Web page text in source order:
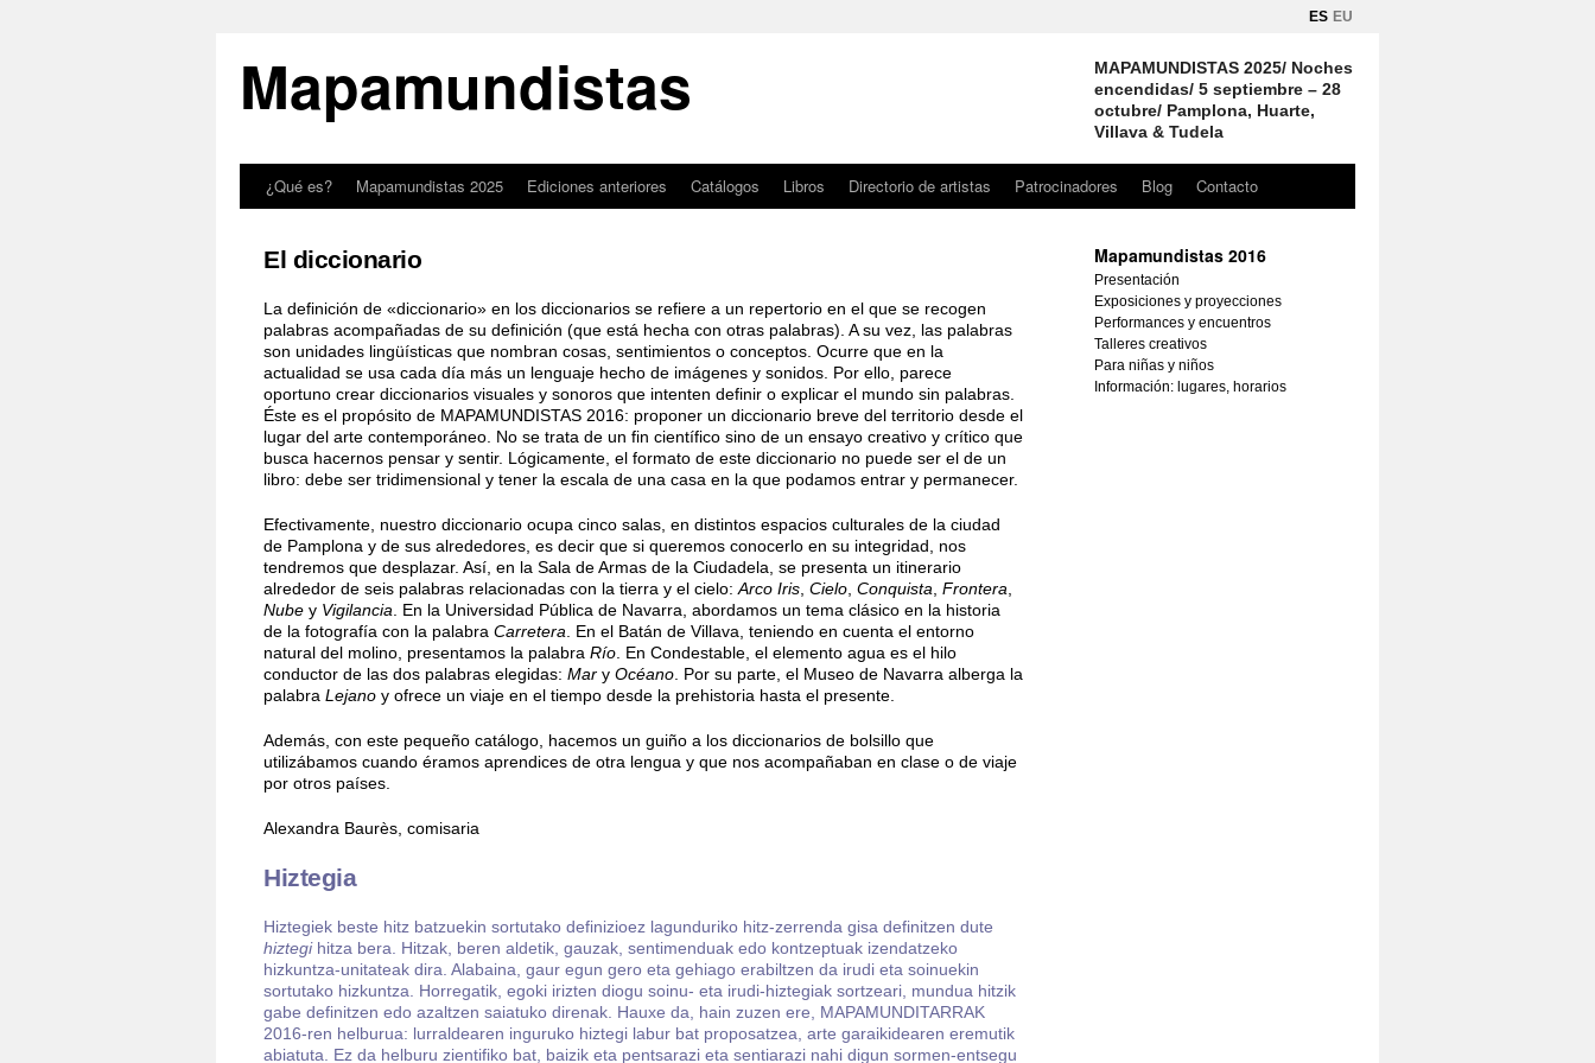
ES EU
Mapamundistas
MAPAMUNDISTAS 2025/ Noches
encendidas/ 5 septiembre – 28
octubre/ Pamplona, Huarte,
Villava & Tudela
¿Qué es? Mapamundistas 2025 Ediciones anteriores Catálogos Libros Directorio de artistas Patrocinadores Blog Contacto
El diccionario
La definición de «diccionario» en los diccionarios se refiere a un repertorio en el que se recogen
palabras acompañadas de su definición (que está hecha con otras palabras). A su vez, las palabras
son unidades lingüísticas que nombran cosas, sentimientos o conceptos. Ocurre que en la
actualidad se usa cada día más un lenguaje hecho de imágenes y sonidos. Por ello, parece
oportuno crear diccionarios visuales y sonoros que intenten definir o explicar el mundo sin palabras.
Éste es el propósito de MAPAMUNDISTAS 2016: proponer un diccionario breve del territorio desde el
lugar del arte contemporáneo. No se trata de un fin científico sino de un ensayo creativo y crítico que
busca hacernos pensar y sentir. Lógicamente, el formato de este diccionario no puede ser el de un
libro: debe ser tridimensional y tener la escala de una casa en la que podamos entrar y permanecer.
Efectivamente, nuestro diccionario ocupa cinco salas, en distintos espacios culturales de la ciudad
de Pamplona y de sus alrededores, es decir que si queremos conocerlo en su integridad, nos
tendremos que desplazar. Así, en la Sala de Armas de la Ciudadela, se presenta un itinerario
alrededor de seis palabras relacionadas con la tierra y el cielo: Arco Iris Cielo Conquista Frontera
Nube y Vigilancia . En la Universidad Pública de Navarra, abordamos un tema clásico en la historia
de la fotografía con la palabra Carretera . En el Batán de Villava, teniendo en cuenta el entorno
natural del molino, presentamos la palabra Río . En Condestable, el elemento agua es el hilo
conductor de las dos palabras elegidas: Mar y Océano . Por su parte, el Museo de Navarra alberga la
palabra Lejano y ofrece un viaje en el tiempo desde la prehistoria hasta el presente.
Además, con este pequeño catálogo, hacemos un guiño a los diccionarios de bolsillo que
utilizábamos cuando éramos aprendices de otra lengua y que nos acompañaban en clase o de viaje
por otros países.
Alexandra Baurès, comisaria
Hiztegia
Hiztegiek beste hitz batzuekin sortutako definizioez lagunduriko hitz-zerrenda gisa definitzen dute
hiztegihitza bera. Hitzak, beren aldetik, gauzak, sentimenduak edo kontzeptuak izendatzeko
hizkuntza-unitateak dira. Alabaina, gaur egun gero eta gehiago erabiltzen da irudi eta soinuekin
sortutako hizkuntza. Horregatik, egoki irizten diogu soinu- eta irudi-hiztegiak sortzeari, mundua hitzik
gabe definitzen edo azaltzen saiatuko direnak. Hauxe da, hain zuzen ere, MAPAMUNDITARRAK
2016-ren helburua: lurraldearen inguruko hiztegi labur bat proposatzea, arte garaikidearen eremutik
abiatuta. Ez da helburu zientifiko bat, baizik eta pentsarazi eta sentiarazi nahi digun sormen-entsegu
Mapamundistas 2016
Presentación
Exposiciones y proyecciones
Performances y encuentros
Talleres creativos
Para niñas y niños
Información: lugares, horarios